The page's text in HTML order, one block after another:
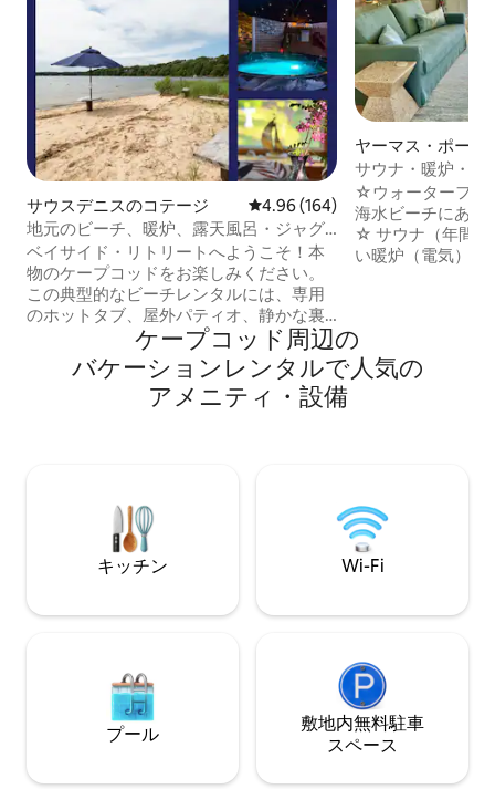
サウスデニスのコテージ レビュー164件、5つ星中4.96つ
4.96 (164)
地元のビーチ、暖炉、露天風呂・ジャグ
ジーを楽しめる「星空」の下
ベイサイド・リトリートへようこそ！本
物のケープコッドをお楽しみください。
この典型的なビーチレンタルには、専用
のホットタブ、屋外パティオ、静かな裏
庭にあるソファセットが備わっています
🕊️ 2️⃣カヤック、屋外シャワー、ガスグリ
ル 🔥 室内ガス暖炉 ❄️ミニスプリット✔️ゲ
ーム✔️洗濯機/乾燥機 📺アプリとDirectTV
か、探索に出かけましょう！ 📍中心部に
バケーション
➡️Bayside_Retreat_Capecod
ヤーマス・ポート
サウナ・暖炉・ウ
ングサイズベッド
☆ウォーターフロ
海水ビーチにあり
☆ サウナ（年間
い暖炉（電気）
クスペース ☆ 犬
機 ☆ キングサイ
テレビ（寝室） ☆
ケープコッド⁠周⁠辺⁠の
バ⁠ケ⁠ー⁠シ⁠ョ⁠ン⁠レ⁠ン⁠タ⁠ル⁠で人⁠気⁠の
ア⁠メ⁠ニ⁠テ⁠ィ⁠・⁠設⁠備
キッチン Wi-Fi
プール
敷地内無料駐⁠車
ス⁠ペ⁠ー⁠ス